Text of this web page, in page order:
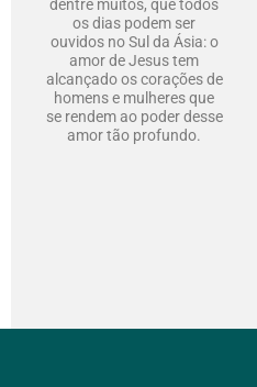
dentre muitos, que todos
os dias podem ser
ouvidos no Sul da Ásia: o
amor de Jesus tem
alcançado os corações de
homens e mulheres que
se rendem ao poder desse
amor tão profundo.